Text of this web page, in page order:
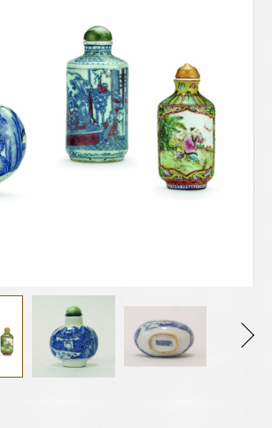
網站地圖
DESIGN BY GRNET